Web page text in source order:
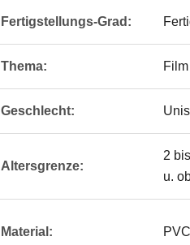
Fertigstellungs-Grad:
Thema:
Geschlecht:
Altersgrenze:
2
u.
Material: